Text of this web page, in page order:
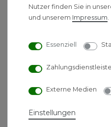
und
Nutzer finden Sie in
und unserem Impressum
Essenziell
Externe Medien
Einstellungen